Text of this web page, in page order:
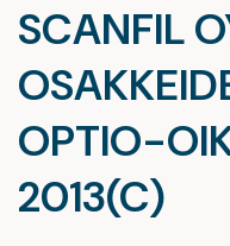
SCANFIL
OPTIO-
2013(C)